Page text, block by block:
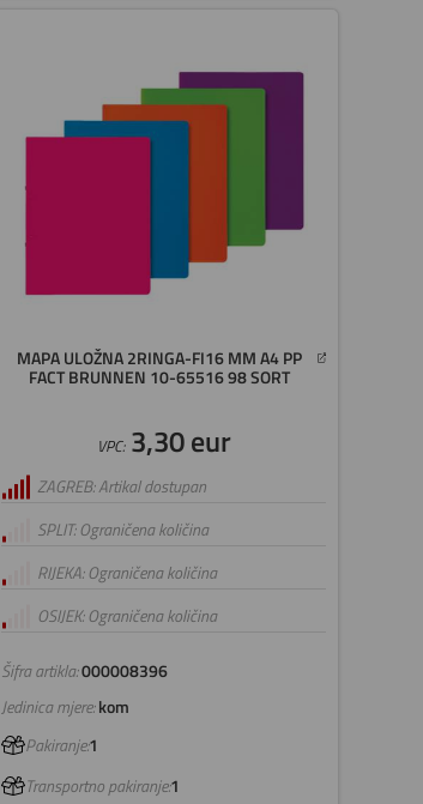
MAPA ULOŽNA 2RINGA-FI16 MM A4 PP
FACT BRUNNEN 10-65516 98 SORT
Šifra artikla:000008396
VPC:3,30 eur
ZAGREB: Artikal dostupan
SPLIT: Ograničena količina
RIJEKA: Ograničena količina
OSIJEK: Ograničena količina
Jedinica mjere:kom
Pakiranje:1
Transportno pakiranje:1